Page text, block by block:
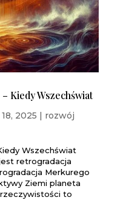
Kiedy Wszechświat
18, 2025
rozwój
Wszechświat
retrogradacja
Merkurego
Ziemi planeta
to